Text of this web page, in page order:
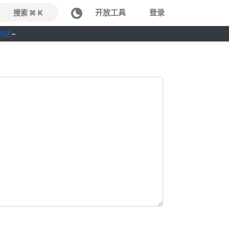
搜索 ⌘ K 开放工具 登录
达~